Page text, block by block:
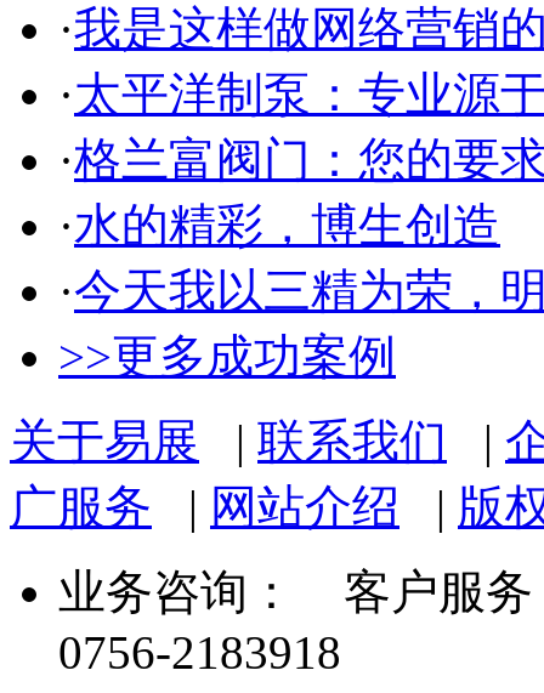
·我是这样做网络营销
·太平洋制泵：专业源
·格兰富阀门：您的要
·水的精彩，博生创造
·今天我以三精为荣，
>>更多成功案例
关于易展 | 联系我们 |
广服务 | 网站介绍 | 版
业务咨询：
客户服务
0756-2183918